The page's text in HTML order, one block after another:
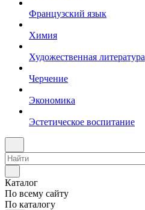
Французский язык
Химия
Художественная литература
Черчение
Экономика
Эстетическое воспитание
Каталог
По всему сайту
По каталогу